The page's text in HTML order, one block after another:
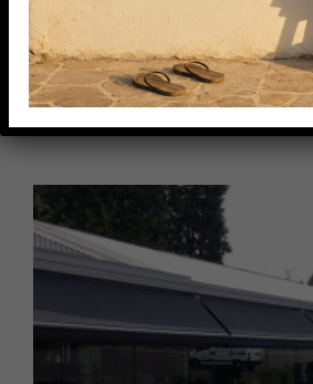
T-Loop
Richiedi Informazioni